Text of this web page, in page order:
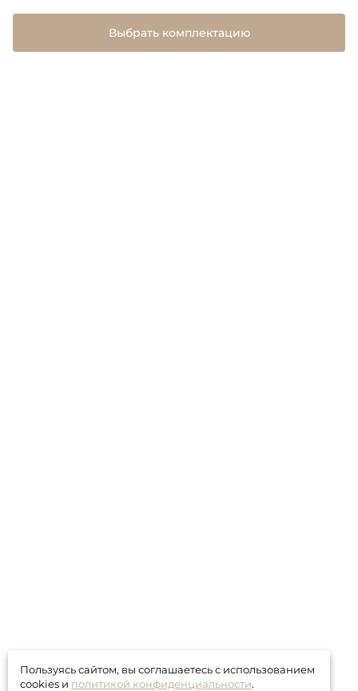
Выбрать комплектацию
Пользуясь сайтом, вы соглашаетесь с использованием
cookies и политикой конфиденциальности.